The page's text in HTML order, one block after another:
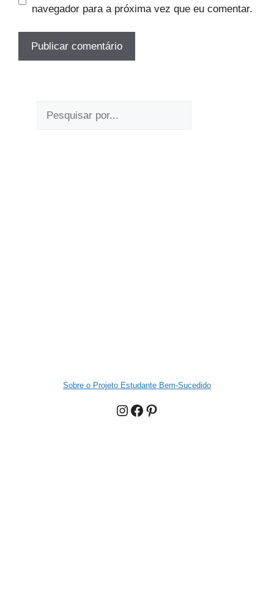
navegador para a próxima vez que eu comentar.
Sobre o Projeto Estudante Bem-Sucedido
Instagram
Facebook
Pinterest